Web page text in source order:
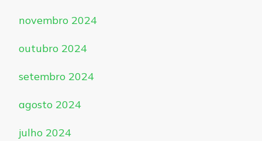
novembro 2024
outubro 2024
setembro 2024
agosto 2024
julho 2024